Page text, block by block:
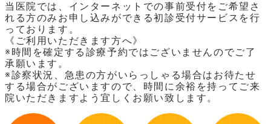
当医院では、インターネットでの事前受付をご希望さ
れる方のみお申し込みができる初診受付サービスを行
っております。
《ご利用いただきます方へ》
※時間を確定する診療予約ではございませんのでご了
承願います。
※診察状況、急患の方がいらっしゃる場合はお待たせ
する場合がございますので、時間に余裕を持ってご来
院いただきますよう宜しくお願い致します。